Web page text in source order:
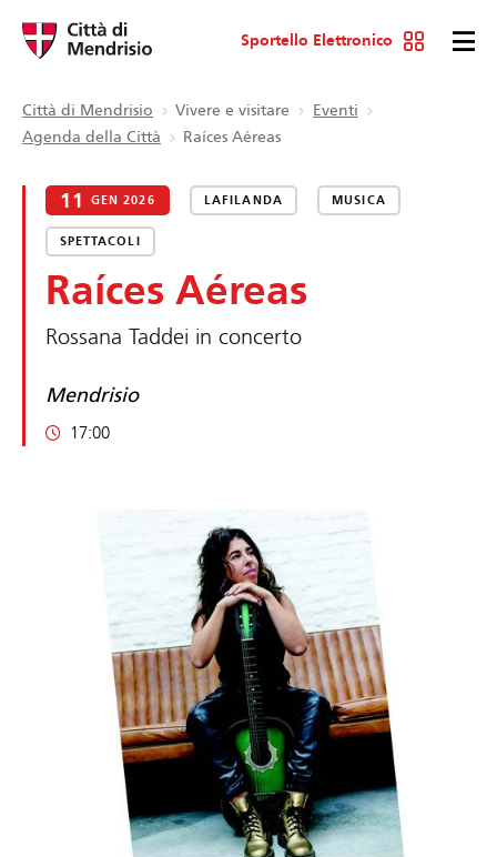
Sportello Elettronico
Città di Mendrisio Vivere e visitare
Eventi
Agenda della Città
Raíces Aéreas
11 GEN 2026 LAFILANDA MUSICA
SPETTACOLI
Raíces Aéreas
Rossana Taddei in concerto
Mendrisio
17:00